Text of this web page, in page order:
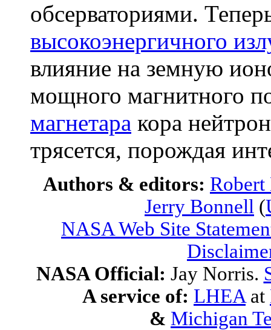
обсерваториями.
высокоэнергичного
влияние на земную
мощного магнитного
магнетара кора
трясется, порождая
Authors & editors:
Jerry Bonnell (
NASA Web Site
NASA Official: Jay Norris.
A service of: LHEA at
& Michigan